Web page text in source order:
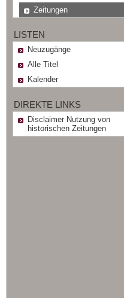
Zeitungen
LISTEN
Neuzugänge
Alle Titel
Kalender
DIREKTE LINKS
Disclaimer Nutzung von
historischen Zeitungen